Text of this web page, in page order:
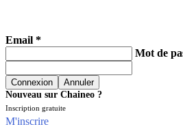
Email *
Mot de
Nouveau sur Chaineo ?
Inscription gratuite
M'inscrire